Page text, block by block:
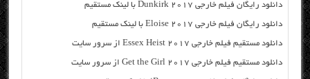
دانلود رایگان فیلم خارجی Dunkirk 2017 با لینک مستقیم
دانلود رایگان فیلم خارجی Eloise 2017 با لینک مستقیم
دانلود مستقیم فیلم خارجی Essex Heist 2017 از سرور سایت
دانلود مستقیم فیلم خارجی Get the Girl 2017 از سرور سایت